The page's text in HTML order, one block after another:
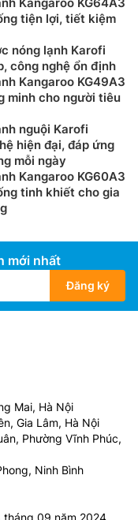
tiện lợi, tiết kiệm
nóng lạnh Karofi
công nghệ ổn định
Kangaroo KG49A3
minh cho người tiêu
nguội Karofi
hiện đại, đáp ứng
mỗi ngày
Kangaroo KG60A3
tinh khiết cho gia
mới nhất
Đăng ký
Mai, Hà Nội
Gia Lâm, Hà Nội
Phường Vĩnh Phúc,
Ninh Bình
09 năm 2024